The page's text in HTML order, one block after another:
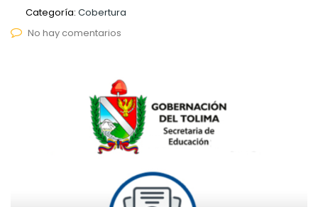
Categoría: Cobertura
No hay comentarios